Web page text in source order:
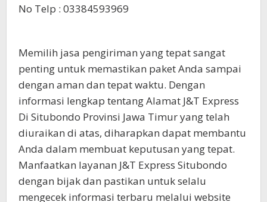
No Telp : 03384593969
Memilih jasa pengiriman yang tepat sangat
penting untuk memastikan paket Anda sampai
dengan aman dan tepat waktu. Dengan
informasi lengkap tentang Alamat J&T Express
Di Situbondo Provinsi Jawa Timur yang telah
diuraikan di atas, diharapkan dapat membantu
Anda dalam membuat keputusan yang tepat.
Manfaatkan layanan J&T Express Situbondo
dengan bijak dan pastikan untuk selalu
mengecek informasi terbaru melalui website